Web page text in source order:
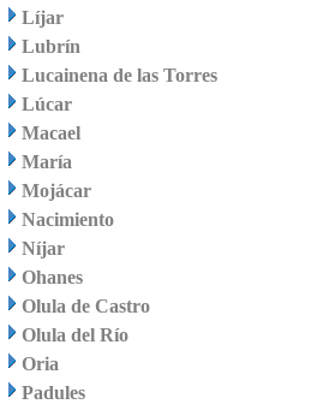
Líjar
Lubrín
Lucainena de las Torres
Lúcar
Macael
María
Mojácar
Nacimiento
Níjar
Ohanes
Olula de Castro
Olula del Río
Oria
Padules